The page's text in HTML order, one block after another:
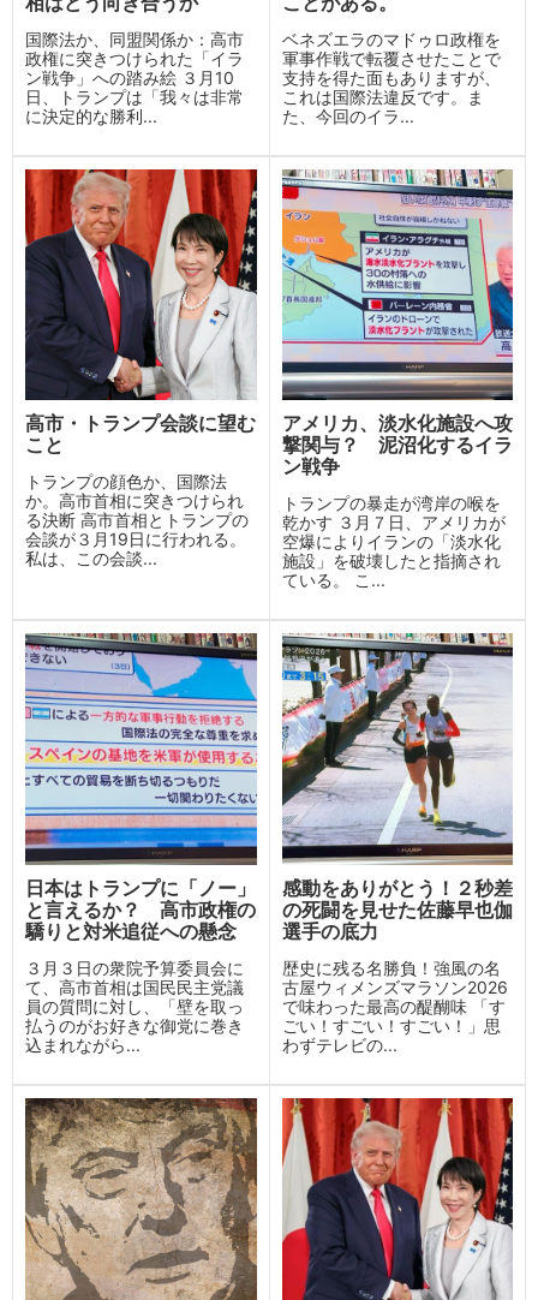
国際法か、同盟関係か：高市
政権に突きつけられた「イラ
ン戦争」への踏み絵 ３月10
日、トランプは「我々は非常
に決定的な勝利...
ベネズエラのマドゥロ政権を
軍事作戦で転覆させたことで
支持を得た面もありますが、
これは国際法違反です。ま
た、今回のイラ...
高市・トランプ会談に望む
こと
トランプの顔色か、国際法
か。高市首相に突きつけられ
る決断 高市首相とトランプの
会談が３月19日に行われる。
私は、この会談...
アメリカ、淡水化施設へ攻
撃関与？ 泥沼化するイラ
ン戦争
トランプの暴走が湾岸の喉を
乾かす ３月７日、アメリカが
空爆によりイランの「淡水化
施設」を破壊したと指摘され
ている。 こ...
日本はトランプに「ノー」
と言えるか？ 高市政権の
驕りと対米追従への懸念
３月３日の衆院予算委員会に
て、高市首相は国民民主党議
員の質問に対し、「壁を取っ
払うのがお好きな御党に巻き
込まれながら...
感動をありがとう！２秒差
の死闘を見せた佐藤早也伽
選手の底力
歴史に残る名勝負！強風の名
古屋ウィメンズマラソン2026
で味わった最高の醍醐味 「す
ごい！すごい！すごい！」思
わずテレビの...